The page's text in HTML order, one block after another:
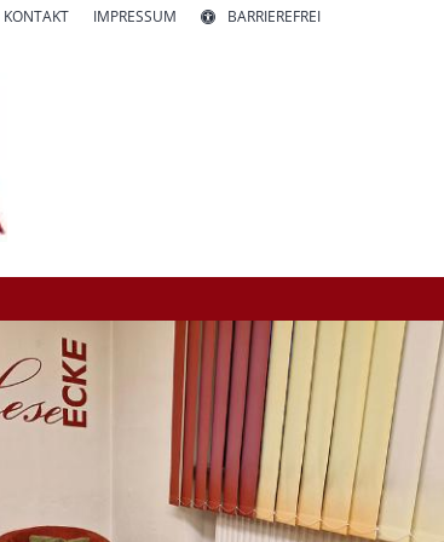
KONTAKT IMPRESSUM BARRIEREFREI